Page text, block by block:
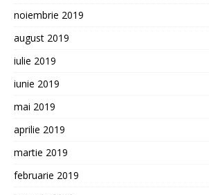
noiembrie 2019
august 2019
iulie 2019
iunie 2019
mai 2019
aprilie 2019
martie 2019
februarie 2019